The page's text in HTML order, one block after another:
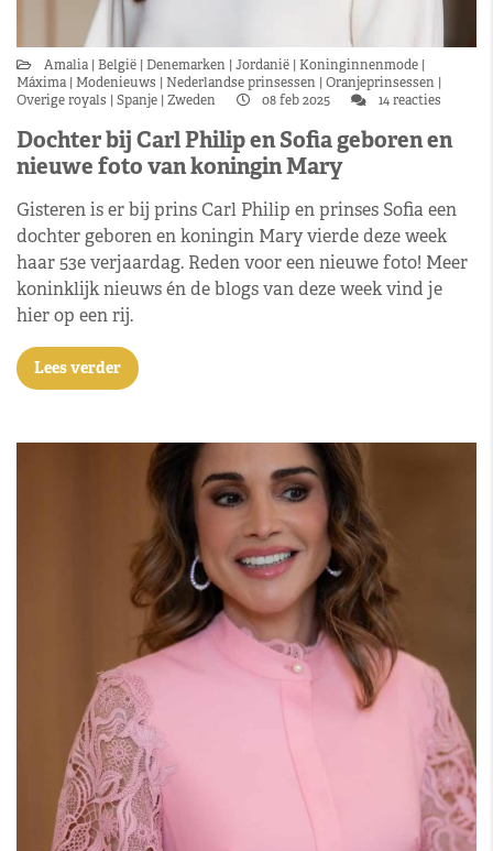
Amalia België Denemarken Jordanië Koninginnenmode
Máxima Modenieuws Nederlandse prinsessen Oranjeprinsessen
Overige royals
Spanje Zweden 08 feb 2025 14 reacties
Dochter bij Carl Philip en Sofia geboren en
nieuwe foto van koningin Mary
Gisteren is er bij prins Carl Philip en prinses Sofia een
dochter geboren en koningin Mary vierde deze week
haar 53e verjaardag. Reden voor een nieuwe foto! Meer
koninklijk nieuws én de blogs van deze week vind je
hier op een rij.
Lees verder